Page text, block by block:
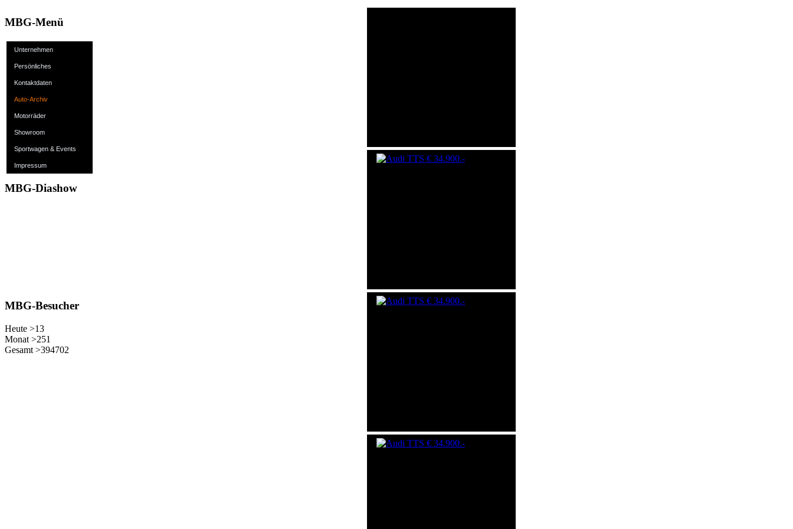
MBG-Menü
Unternehmen
Persönliches
Kontaktdaten
Auto-Archiv
Motorräder
Showroom
Sportwagen & Events
Impressum
MBG-Diashow
MBG-Besucher
Heute >13
Monat >251
Gesamt >394702